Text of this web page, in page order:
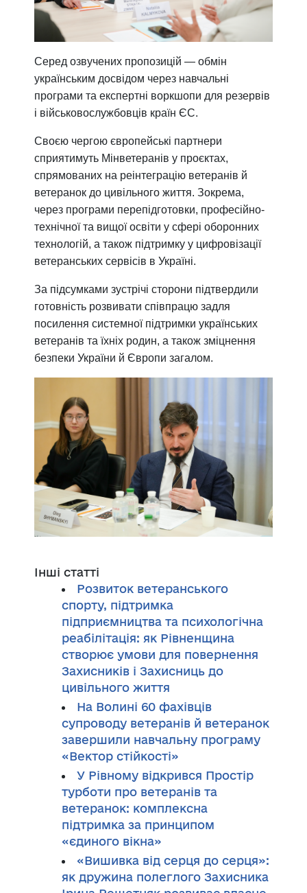
Серед озвучених пропозицій — обмін
українським досвідом через навчальні
програми та експертні воркшопи для резервів
і військовослужбовців країн ЄС.
Своєю чергою європейські партнери
сприятимуть Мінветеранів у проєктах,
спрямованих на реінтеграцію ветеранів й
ветеранок до цивільного життя. Зокрема,
через програми перепідготовки, професійно-
технічної та вищої освіти у сфері оборонних
технологій, а також підтримку у цифровізації
ветеранських сервісів в Україні.
За підсумками зустрічі сторони підтвердили
готовність розвивати співпрацю задля
посилення системної підтримки українських
ветеранів та їхніх родин, а також зміцнення
безпеки України й Європи загалом.
Інші статті
Розвиток ветеранського
спорту, підтримка
підприємництва та психологічна
реабілітація: як Рівненщина
створює умови для повернення
Захисників і Захисниць до
цивільного життя
На Волині 60 фахівців
супроводу ветеранів й ветеранок
завершили навчальну програму
«Вектор стійкості»
У Рівному відкрився Простір
турботи про ветеранів та
ветеранок: комплексна
підтримка за принципом
«єдиного вікна»
«Вишивка від серця до серця»:
як дружина полеглого Захисника